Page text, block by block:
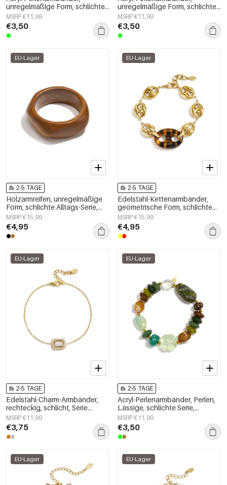
unregelmäßige Form, schlichte
Alltagsserie, Damenschmuck
MSRP €11,99
€3,50
unregelmäßige Form, schlichte
Alltagsserie, Damenschmuck
MSRP €11,99
€3,50
EU-Lager
2-5 TAGE
Holzarmreifen, unregelmäßige
Form, schlichte Alltags-Serie,
Damenschmuck
MSRP €15,99
€4,95
EU-Lager
2-5 TAGE
Edelstahl-Kettenarmbänder,
geometrische Form, schlichte
Alltagsserie, Damenschmuck
MSRP €15,99
€4,95
EU-Lager
2-5 TAGE
Edelstahl-Charm-Armbänder,
rechteckig, schlicht, Serie
„Damenschmuck“
MSRP €11,99
€3,75
EU-Lager
2-5 TAGE
Acryl-Perlenarmbänder, Perlen,
Lässige, schlichte Serie,
Damenschmuck
MSRP €11,99
€3,50
EU-Lager EU-Lager